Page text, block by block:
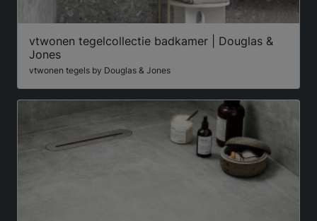
vtwonen tegelcollectie badkamer | Douglas &
Jones
vtwonen tegels by Douglas & Jones